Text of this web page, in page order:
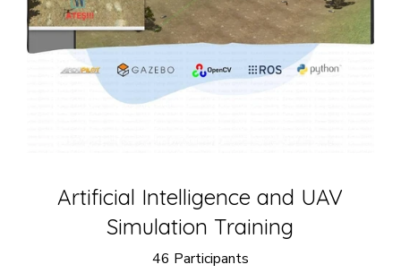
Artificial Intelligence and UAV
Simulation Training
46 Participants